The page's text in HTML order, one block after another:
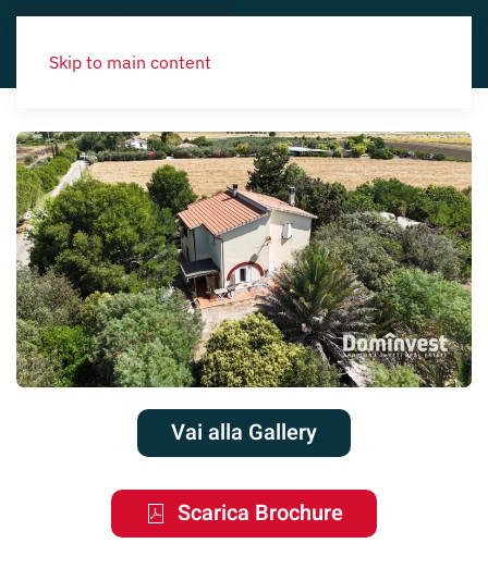
Skip to main content
Vai alla Gallery
Scarica Brochure